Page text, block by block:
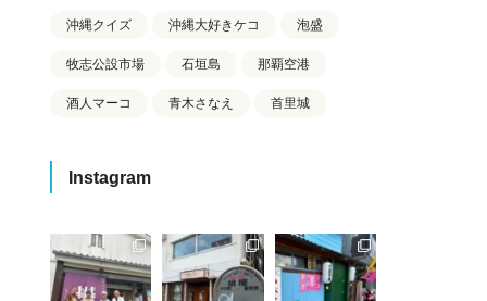
沖縄クイズ 沖縄大好きケコ 泡盛
牧志公設市場 石垣島 那覇空港
酒人マーコ 青木さなえ 首里城
Instagram